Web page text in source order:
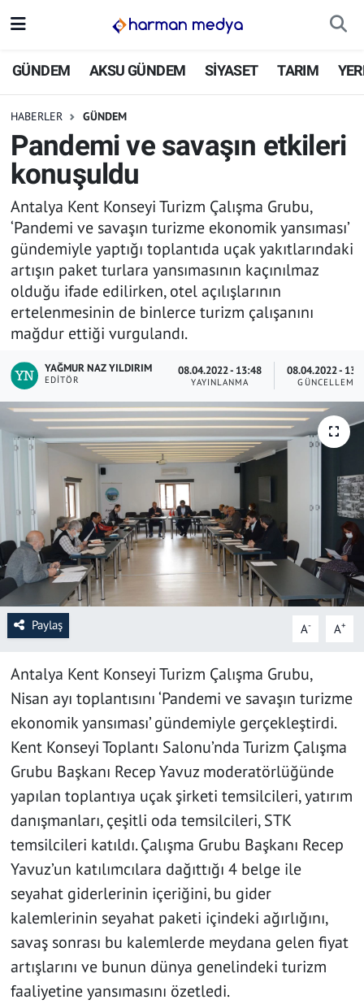
GÜNDEM AKSU GÜNDEM SİYASET TARIM
HABERLER GÜNDEM
Pandemi ve savaşın etkileri
konuşuldu
Antalya Kent Konseyi Turizm Çalışma Grubu,
‘Pandemi ve savaşın turizme ekonomik yansıması’
gündemiyle yaptığı toplantıda uçak yakıtlarındaki
artışın paket turlara yansımasının kaçınılmaz
olduğu ifade edilirken, otel açılışlarının
ertelenmesinin de binlerce turizm çalışanını
mağdur ettiği vurgulandı.
YAĞMUR NAZ YILDIRIM
EDITÖR
08.04.2022 - 13:48
YAYINLANMA
08.04.2022 -
GÜNCELLEME
Paylaş A- A+
Antalya Kent Konseyi Turizm Çalışma Grubu,
Nisan ayı toplantısını ‘Pandemi ve savaşın turizme
ekonomik yansıması’ gündemiyle gerçekleştirdi.
Kent Konseyi Toplantı Salonu’nda Turizm Çalışma
Grubu Başkanı Recep Yavuz moderatörlüğünde
yapılan toplantıya uçak şirketi temsilcileri, yatırım
danışmanları, çeşitli oda temsilcileri, STK
temsilcileri katıldı. Çalışma Grubu Başkanı Recep
Yavuz’un katılımcılara dağıttığı 4 belge ile
seyahat giderlerinin içeriğini, bu gider
kalemlerinin seyahat paketi içindeki ağırlığını,
savaş sonrası bu kalemlerde meydana gelen fiyat
artışlarını ve bunun dünya genelindeki turizm
faaliyetine yansımasını özetledi.
GÜNDEM
SİYASET
TARIM
YEREL YÖNETİMLER
EKONOMİ
ASAYİŞ
YAŞAM
KÜLTÜR SANAT
EĞİTİM
İstanbul Nöbetçi Eczaneler
İstanbul Trafik Yoğunluk Haritası
Süper Lig Puan Durumu ve Fikstür
Tüm Manşetler
Son Dakika Haberleri
Haber Arşivi